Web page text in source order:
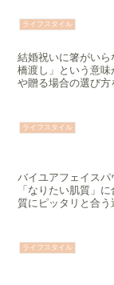
ライフスタイル
結婚祝いに箸がい
橋渡し」という意
や贈る場合の選び
ライフスタイル
バイユアフェイス
「なりたい肌質」
質にピッタリと合う
ライフスタイル